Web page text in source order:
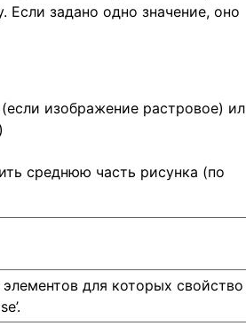
Если задано одно значение, оно
изображение растровое)
среднюю часть рисунка (по
для которых свойство